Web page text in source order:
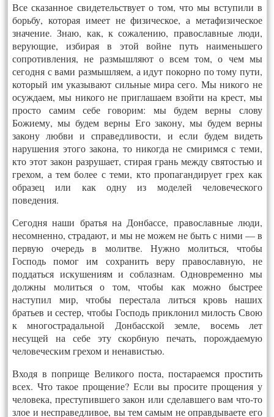
Все сказанное свидетельствует о том, что мы вступили в
борьбу, которая имеет не физическое, а метафизическое
значение. Знаю, как, к сожалению, православные люди,
верующие, избирая в этой войне путь наименьшего
сопротивления, не размышляют о всем том, о чем мы
сегодня с вами размышляем, а идут покорно по тому пути,
который им указывают сильные мира сего. Мы никого не
осуждаем, мы никого не приглашаем взойти на крест, мы
просто самим себе говорим: мы будем верны слову
Божиему, мы будем верны Его закону, мы будем верны
закону любви и справедливости, и если будем видеть
нарушения этого закона, то никогда не смиримся с теми,
кто этот закон разрушает, стирая грань между святостью и
грехом, а тем более с теми, кто пропагандирует грех как
образец или как одну из моделей человеческого
поведения.
Сегодня наши братья на Донбассе, православные люди,
несомненно, страдают, и мы не можем не быть с ними — в
первую очередь в молитве. Нужно молиться, чтобы
Господь помог им сохранить веру православную, не
поддаться искушениям и соблазнам. Одновременно мы
должны молиться о том, чтобы как можно быстрее
наступил мир, чтобы перестала литься кровь наших
братьев и сестер, чтобы Господь приклонил милость Свою
к многострадальной Донбасской земле, восемь лет
несущей на себе эту скорбную печать, порождаемую
человеческим грехом и ненавистью.
Входя в поприще Великого поста, постараемся простить
всех. Что такое прощение? Если вы просите прощения у
человека, преступившего закон или сделавшего вам что-то
злое и несправедливое, вы тем самым не оправдываете его